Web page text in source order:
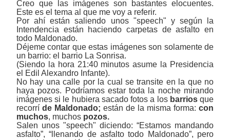
Creo que las imágenes son bastantes elocuentes.
Este es el tema al que me voy a referir.
Por ahí están saliendo unos "speech" y según la
Intendencia están haciendo carpetas de asfalto en
todo Maldonado.
Déjeme contar que estas imágenes son solamente de
un barrio: el barrio La Sonrisa.
(Siendo la hora 21:40 minutos asume la Presidencia
el Edil Alexandro Infante).
No hay una calle por la cual se transite en la que no
haya pozos. Podríamos estar toda la noche mirando
imágenes si le hubiera sacado fotos a los barriosque
recorrí de Maldonado; están de la misma forma: con
muchos, muchos pozos.
Salen unos "speech" diciendo: “Estamos mandando
asfalto”, “llenando de asfalto todo Maldonado”, pero